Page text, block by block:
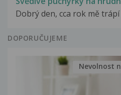
Dobrý den, cca rok mě trápí
DOPORUČUJEME
Nevolnost